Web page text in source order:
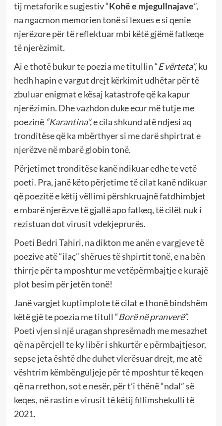
tij metaforik e sugjestiv “Kohë e mjegullnajave”,
na ngacmon memorien tonë si lexues e si qenie
njerëzore për të reflektuar mbi këtë gjëmë fatkeqe
të njerëzimit.
Ai e thotë bukur te poezia me titullin “E vërteta”,ku
hedh hapin e vargut drejt kërkimit udhëtar për të
zbuluar enigmat e kësaj katastrofe që ka kapur
njerëzimin. Dhe vazhdon duke ecur më tutje me
poezinë “Karantina”,e cila shkund atë ndjesi aq
tronditëse që ka mbërthyer si me darë shpirtrat e
njerëzve në mbarë globin tonë.
Përjetimet tronditëse kanë ndikuar edhe te vetë
poeti. Pra, janë këto përjetime të cilat kanë ndikuar
që poezitë e këtij vëllimi përshkruajnë fatdhimbjet
e mbarë njerëzve të gjallë apo fatkeq, të cilët nuk i
rezistuan dot virusit vdekjeprurës.
Poeti Bedri Tahiri, na dikton me anën e vargjeve të
poezive atë “ilaç” shërues të shpirtit tonë, e na bën
thirrje për ta mposhtur me vetëpërmbajtje e kurajë
plot besim për jetën tonë!
Janë vargjet kuptimplote të cilat e thonë bindshëm
këtë gjë te poezia me titull “Borë në pranverë”.
Poeti vjen si një uragan shpresëmadh me mesazhet
që na përcjell te ky libër i shkurtër e përmbajtjesor,
sepse jeta është dhe duhet vlerësuar drejt, me atë
vështrim këmbënguljeje për të mposhtur të keqen
që na rrethon, sot e nesër, për t’i thënë “ndal” së
keqes, në rastin e virusit të këtij fillimshekulli të
2021.